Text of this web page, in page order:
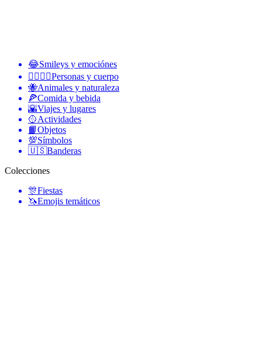
😂Smileys y emociónes
👩‍❤️‍💋‍👨Personas y cuerpo
🐝Animales y naturaleza
🍕Comida y bebida
🌇Viajes y lugares
🥎Actividades
📙Objetos
💯Símbolos
🇺🇸Banderas
Colecciones
🎊Fiestas
🦄Emojis temáticos